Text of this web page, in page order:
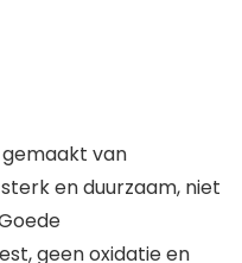
van
en duurzaam, niet
geen oxidatie en